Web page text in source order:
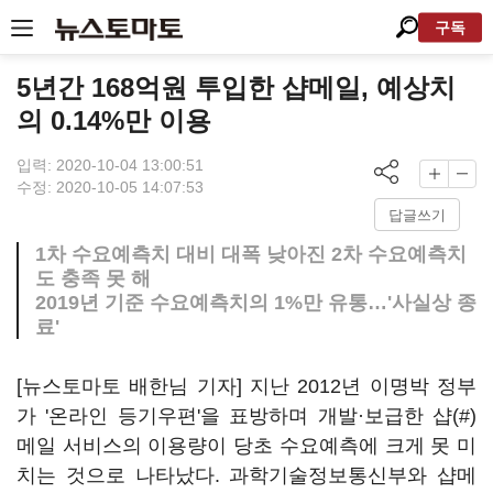
구독
5년간 168억원 투입한 샵메일, 예상치
의 0.14%만 이용
입력: 2020-10-04 13:00:51
수정: 2020-10-05 14:07:53
답글쓰기
1차 수요예측치 대비 대폭 낮아진 2차 수요예측치
도 충족 못 해
2019년 기준 수요예측치의 1%만 유통…'사실상 종
료'
[뉴스토마토 배한님 기자] 지난 2012년 이명박 정부
가 '온라인 등기우편'을 표방하며 개발·보급한 샵(#)
메일 서비스의 이용량이 당초 수요예측에 크게 못 미
치는 것으로 나타났다. 과학기술정보통신부와 샵메